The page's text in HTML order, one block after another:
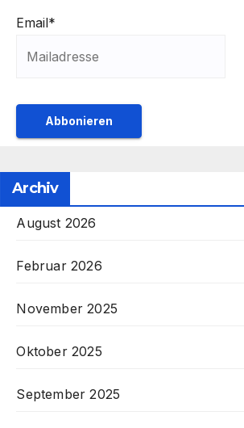
Email*
Archiv
August 2026
Februar 2026
November 2025
Oktober 2025
September 2025